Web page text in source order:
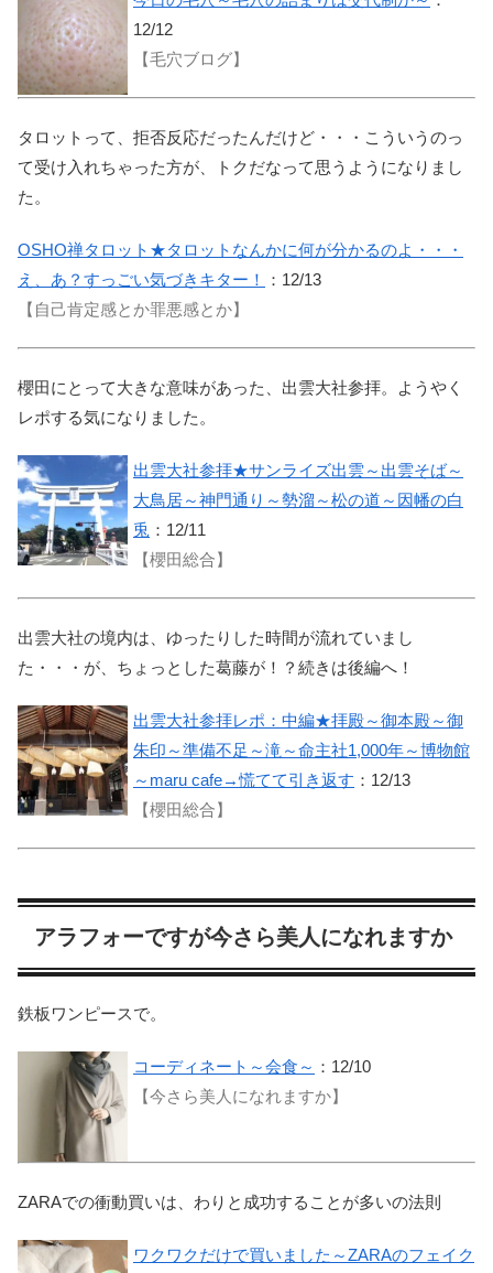
12/12
【毛穴ブログ】
タロットって、拒否反応だったんだけど・・・こういうのっ
て受け入れちゃった方が、トクだなって思うようになりまし
た。
OSHO禅タロット★タロットなんかに何が分かるのよ・・・
え、あ？すっごい気づきキター！
：12/13
【自己肯定感とか罪悪感とか】
櫻田にとって大きな意味があった、出雲大社参拝。ようやく
レポする気になりました。
出雲大社参拝★サンライズ出雲～出雲そば～
大鳥居～神門通り～勢溜～松の道～因幡の白
兎 ：12/11
【櫻田総合】
出雲大社の境内は、ゆったりした時間が流れていまし
た・・・が、ちょっとした葛藤が！？続きは後編へ！
出雲大社参拝レポ：中編★拝殿～御本殿～御
朱印～準備不足～滝～命主社1,000年～博物館
～maru cafe→慌てて引き返す ：12/13
【櫻田総合】
アラフォーですが今さら美人になれますか
鉄板ワンピースで。
コーディネート～会食～ ：12/10
【今さら美人になれますか】
ZARAでの衝動買いは、わりと成功することが多いの法則
ワクワクだけで買いました～ZARAのフェイク